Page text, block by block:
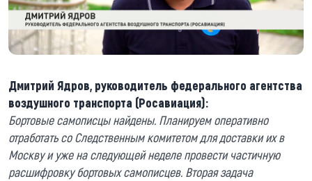
Дмитрий Ядров, руководитель федерального агентства
воздушного транспорта (Росавиация):
Бортовые самописцы найдены. Планируем оперативно
отработать со Следственным комитетом для доставки их в
Москву и уже на следующей неделе провести частичную
расшифровку бортовых самописцев. Вторая задача